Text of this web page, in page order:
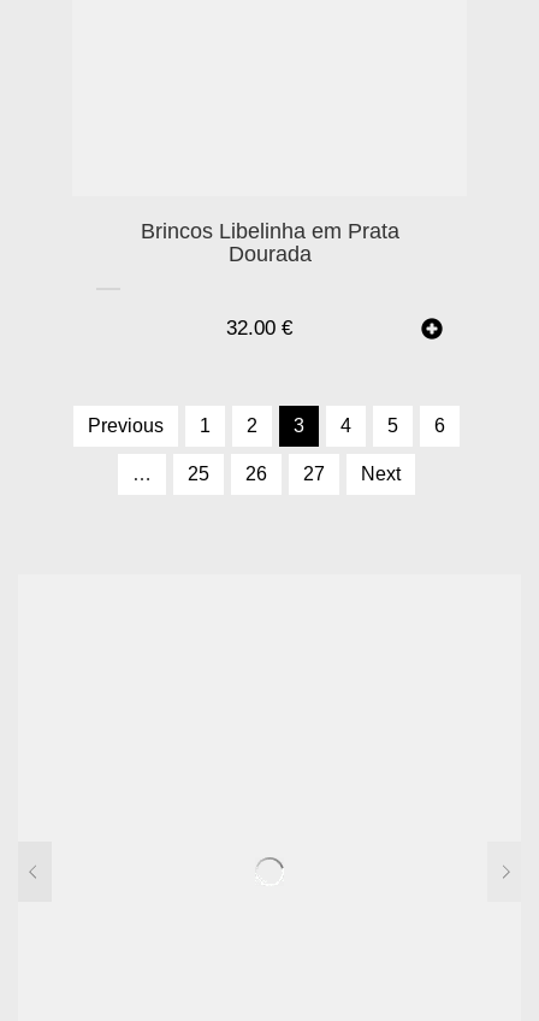
Brincos Libelinha em Prata
Dourada
32.00 €
Previous 1 2 3 4 5 6
… 25 26 27 Next